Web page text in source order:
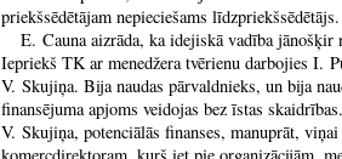
priekšsēdētājam nepieciešams līdzpriekšsēdētājs.
E. Cauna aizrāda, ka idejiskā vadība jānošķir
Iepriekš TK ar menedžera tvērienu darbojies I.
V. Skujiņa. Bija naudas pārvaldnieks, un bija
finansējuma apjoms veidojas bez īstas
V. Skujiņa, potenciālās finanses, manuprāt,